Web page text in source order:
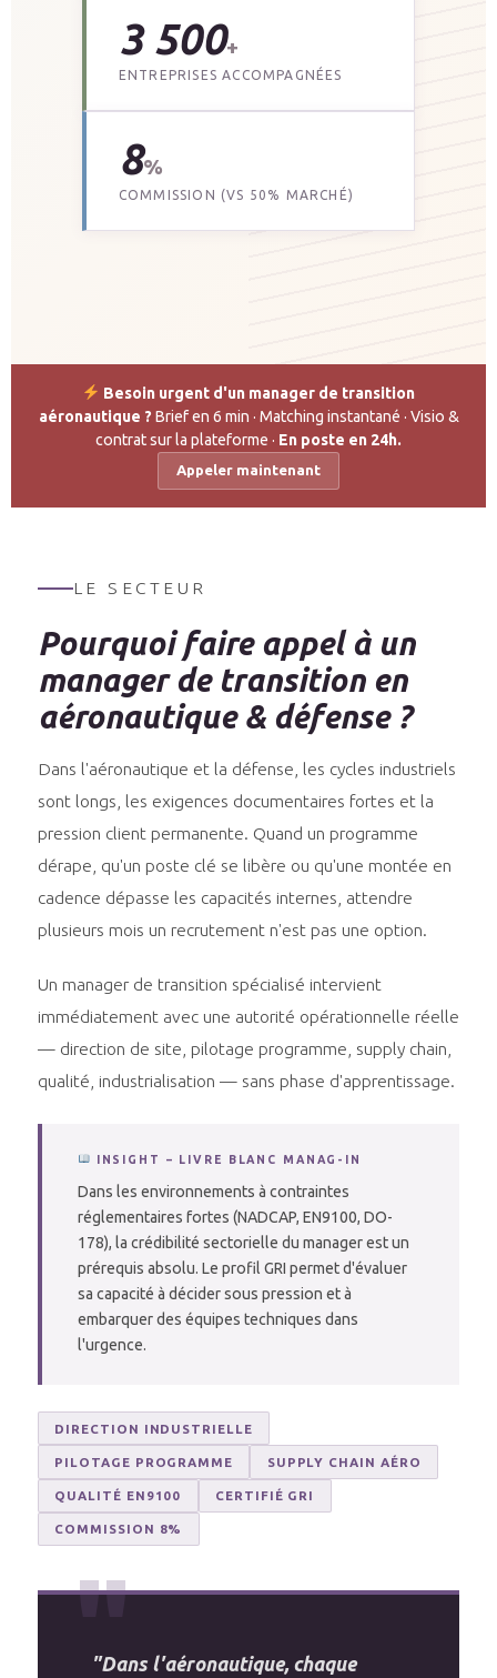
3 500+
ENTREPRISES ACCOMPAGNÉES
8%
COMMISSION (VS 50% MARCHÉ)
Besoin urgent d'un manager de transition
aéronautique ? Brief en 6 min · Matching instantané · Visio &
contrat sur la plateforme · En poste en 24h.
Appeler maintenant
LE SECTEUR
Pourquoi faire appel à un
manager de transition en
aéronautique & défense ?
Dans l'aéronautique et la défense, les cycles industriels
sont longs, les exigences documentaires fortes et la
pression client permanente. Quand un programme
dérape, qu'un poste clé se libère ou qu'une montée en
cadence dépasse les capacités internes, attendre
plusieurs mois un recrutement n'est pas une option.
Un manager de transition spécialisé intervient
immédiatement avec une autorité opérationnelle réelle
— direction de site, pilotage programme, supply chain,
qualité, industrialisation — sans phase d'apprentissage.
INSIGHT – LIVRE BLANC MANAG-IN
Dans les environnements à contraintes
réglementaires fortes (NADCAP, EN9100, DO-
178), la crédibilité sectorielle du manager est un
prérequis absolu. Le profil GRI permet d'évaluer
sa capacité à décider sous pression et à
embarquer des équipes techniques dans
l'urgence.
DIRECTION INDUSTRIELLE
PILOTAGE PROGRAMME SUPPLY CHAIN AÉRO
QUALITÉ EN9100 CERTIFIÉ GRI
COMMISSION 8%
"Dans l'aéronautique, chaque